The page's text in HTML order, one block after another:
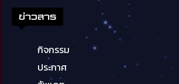
ข่าวสาร
กิจกรรม
ประกาศ